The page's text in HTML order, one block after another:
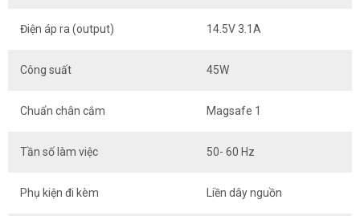
Điện áp ra (output) 14.5V 3.1A
Công suất 45W
Chuẩn chân cắm Magsafe 1
Tần số làm việc 50- 60 Hz
Phụ kiện đi kèm Liền dây nguồn